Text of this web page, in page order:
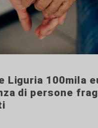
Liguria 100mila
di persone